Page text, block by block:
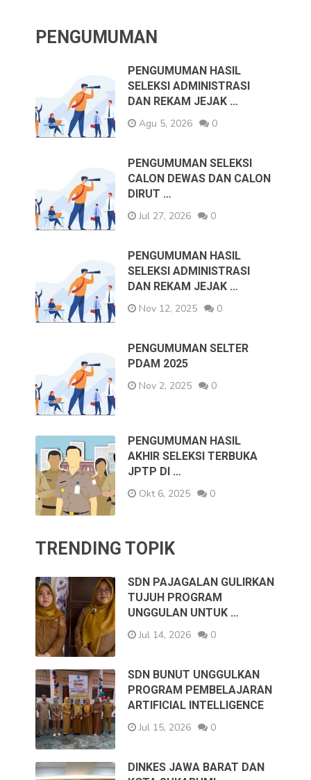
PENGUMUMAN
PENGUMUMAN HASIL
SELEKSI ADMINISTRASI
DAN REKAM JEJAK …
Agu 5, 2026
0
PENGUMUMAN SELEKSI
CALON DEWAS DAN CALON
DIRUT …
Jul 27, 2026
0
PENGUMUMAN HASIL
SELEKSI ADMINISTRASI
DAN REKAM JEJAK …
Nov 12, 2025
0
PENGUMUMAN SELTER
PDAM 2025
Nov 2, 2025
0
PENGUMUMAN HASIL
AKHIR SELEKSI TERBUKA
JPTP DI …
Okt 6, 2025
0
TRENDING TOPIK
SDN PAJAGALAN GULIRKAN
TUJUH PROGRAM
UNGGULAN UNTUK …
Jul 14, 2026
0
SDN BUNUT UNGGULKAN
PROGRAM PEMBELAJARAN
ARTIFICIAL INTELLIGENCE
Jul 15, 2026
0
DINKES JAWA BARAT DAN